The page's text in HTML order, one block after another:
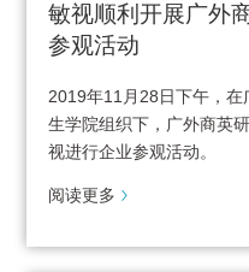
敏视顺利开展广外
参观活动
2019年11月28日下午，
生学院组织下，广外商英
视进行企业参观活动。
阅读更多